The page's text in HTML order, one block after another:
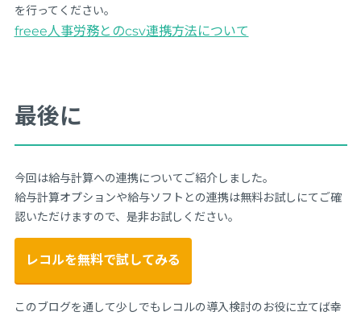
を行ってください。
freee人事労務とのcsv連携方法について
最後に
今回は給与計算への連携についてご紹介しました。
給与計算オプションや給与ソフトとの連携は無料お試しにてご確
認いただけますので、是非お試しください。
レコルを無料で試してみる
このブログを通して少しでもレコルの導入検討のお役に立てば幸